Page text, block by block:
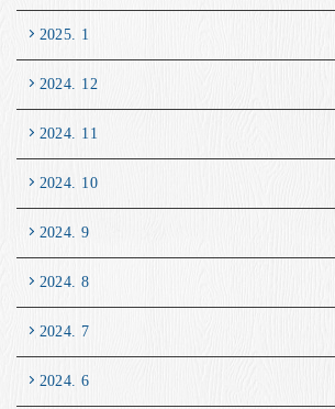
2025. 1
2024. 12
2024. 11
2024. 10
2024. 9
2024. 8
2024. 7
2024. 6